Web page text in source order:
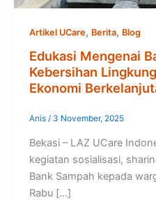
Artikel UCare, Berita, Blog
Edukasi Mengenai
Kebersihan
Ekonomi
Anis / 3 November, 2025
Bekasi – LAZ UCare
kegiatan sosialisasi,
Bank Sampah kepada
Rabu […]